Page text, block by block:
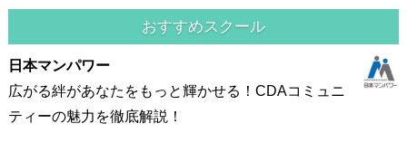
また、資格の学びは仕事だけでなく、プライベート
でも役立っています。子どもとの関りの中で、子供
に向き合う姿勢や話を聴く姿勢が以前とは少し変わ
ったなと感じています。
もまた社会の中で役割を持てる」という実感を少し
ずつ取り戻していきました。
忙しさの中でも学び続けられた背景には、「一人で
特に、3点目の条件は強く意識していました。資格
取得（合格）を目的とするなら、大手校も一つの選
択肢だったかもしれません。しかし私は、講座の受
講を通じて得られる「体験」そのものも価値がある
と考えていました。
せてもらい、資格取得後に、資格を活かして活動し
たい方の支援も行っていきたいと考えています。資
格を取得していなければ、このような活動はしてい
なかったと思います。
実際に受講してみると、毎回の講義やロールプレイ
の中で、自分自身の価値観や人との関わり方を見つ
め直す機会が多くあり、「学ぶ」というよりも「自
おすすめスクール
日本マンパワー
広がる絆があなたをもっと輝かせる！CDAコミュニ
ティーの魅力を徹底解説！